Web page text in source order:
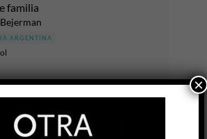
familia
ARGENTINA
del yo han ido en los últimos años
bordes del psiquismo, bordes de
ahí donde la palabra pudor suena
×